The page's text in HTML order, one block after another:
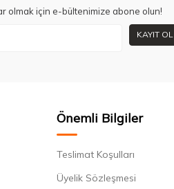
olmak için e-bültenimize abone olun!
KAYIT OL
Önemli Bilgiler
Teslimat Koşulları
Üyelik Sözleşmesi